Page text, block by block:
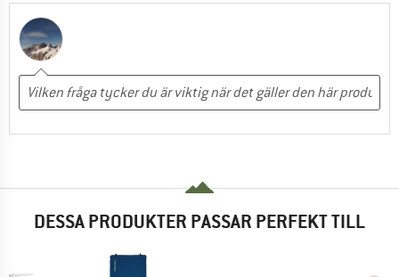
DESSA PRODUKTER PASSAR PERFEKT TILL